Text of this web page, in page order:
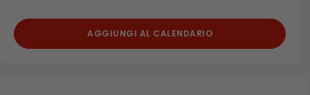
AGGIUNGI AL CALENDARIO